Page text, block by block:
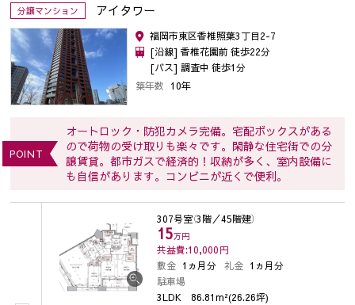
分譲マンション アイタワー
福岡市東区香椎照葉3丁目2-7
[沿線] 香椎花園前 徒歩22分
[バス] 調査中 徒歩1分
築年数 10年
POINT
オートロック・防犯カメラ完備。宅配ボックスがある
ので荷物の受け取りも楽々です。閑静な住宅街での分
譲賃貸。都市ガスで経済的！収納が多く、室内設備に
も自信があります。コンビニが近くで便利。
307号室（3階／45階建）
15万円
共益費:10,000円
敷金 1ヵ月分 礼金 1ヵ月分
駐車場
3LDK 86.81m²(26.26坪)